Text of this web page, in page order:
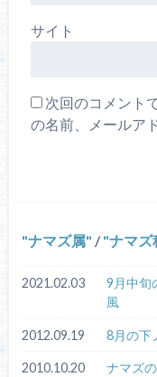
サイト
次回のコメント
の名前、メールア
ナマズ属 / ナマズ
2021.02.03
9月中旬
風
2012.09.19 8月の下
2010.10.20 ナマズ